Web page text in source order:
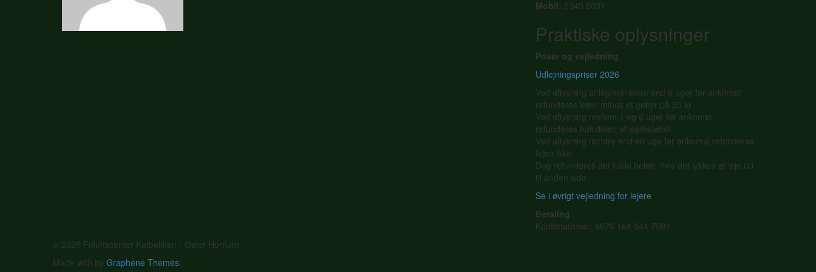
Mobil: 2345 5031
Praktiske oplysninger
Priser og vejledning
Udlejningspriser 2026
Ved aflysning af lejemål mere end 6 uger før ankomst
refunderes lejen minus et gebyr på 50 kr.
Ved aflysning mellem 1 og 6 uger før ankomst
refunderes halvdelen af lejebeløbet.
Ved aflysning mindre end en uge før ankomst refunderes
lejen ikke.
Dog refunderes det fulde beløb, hvis det lykkes at leje ud
til anden side.
Se i øvrigt vejledning for lejere
Betaling
Kontonummer: 9070 164 044 7091
© 2026 Friluftscenter Katbakken - Øster Hornum.
Made with by Graphene Themes.